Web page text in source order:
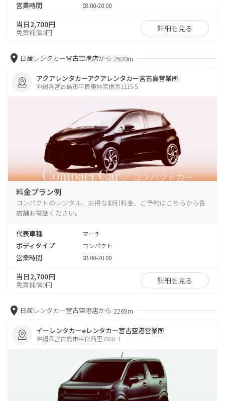
営業時間 08:00-20:00
当日2,700円
免責補償0円 詳細を見る
日産レンタカー宮古空港店から 2580m
アクアレンタカーアクアレンタカー宮古島営業所
沖縄県宮古島市平良東仲宗根添1115-5
料金プラン例
コンパクトのレンタル、お得な割引料金、ご予約はこちらから各
店舗お電話ください。
代表車種 マーチ
ボディタイプ コンパクト
営業時間 08:00-20:00
当日2,700円
免責補償0円 詳細を見る
日産レンタカー宮古空港店から 2269m
イーレンタカーeレンタカー宮古空港営業所
沖縄県宮古島市平良西里1880−1